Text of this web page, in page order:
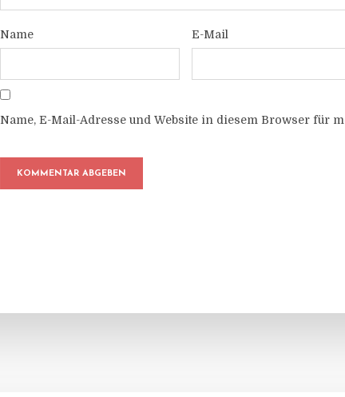
Name E-Mail
Name, E-Mail-Adresse und Website in diesem Browser für